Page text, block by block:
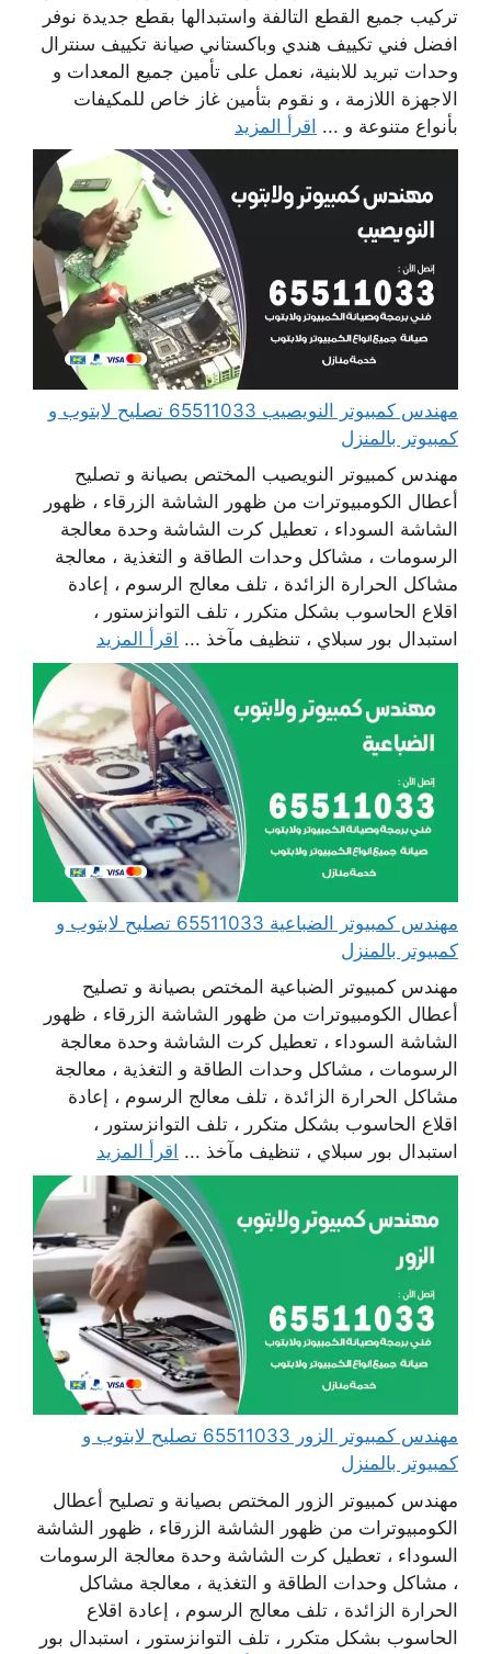
تركيب جميع القطع التالفة واستبدالها بقطع جديدة نوفر
افضل فني تكييف هندي وباكستاني صيانة تكييف سنترال
وحدات تبريد للابنية، نعمل على تأمين جميع المعدات و
الاجهزة اللازمة ، و نقوم بتأمين غاز خاص للمكيفات
بأنواع متنوعة و ... اقرأ المزيد
مهندس كمبيوتر النويصيب 65511033 تصليح لابتوب و
كمبيوتر بالمنزل
مهندس كمبيوتر النويصيب المختص بصيانة و تصليح
أعطال الكومبيوترات من ظهور الشاشة الزرقاء ، ظهور
الشاشة السوداء ، تعطيل كرت الشاشة وحدة معالجة
الرسومات ، مشاكل وحدات الطاقة و التغذية ، معالجة
مشاكل الحرارة الزائدة ، تلف معالج الرسوم ، إعادة
اقلاع الحاسوب بشكل متكرر ، تلف التوانزستور ،
استبدال بور سبلاي ، تنظيف مآخذ ... اقرأ المزيد
مهندس كمبيوتر الضباعية 65511033 تصليح لابتوب و
كمبيوتر بالمنزل
مهندس كمبيوتر الضباعية المختص بصيانة و تصليح
أعطال الكومبيوترات من ظهور الشاشة الزرقاء ، ظهور
الشاشة السوداء ، تعطيل كرت الشاشة وحدة معالجة
الرسومات ، مشاكل وحدات الطاقة و التغذية ، معالجة
مشاكل الحرارة الزائدة ، تلف معالج الرسوم ، إعادة
اقلاع الحاسوب بشكل متكرر ، تلف التوانزستور ،
استبدال بور سبلاي ، تنظيف مآخذ ... اقرأ المزيد
مهندس كمبيوتر الزور 65511033 تصليح لابتوب و
كمبيوتر بالمنزل
مهندس كمبيوتر الزور المختص بصيانة و تصليح أعطال
الكومبيوترات من ظهور الشاشة الزرقاء ، ظهور الشاشة
السوداء ، تعطيل كرت الشاشة وحدة معالجة الرسومات
، مشاكل وحدات الطاقة و التغذية ، معالجة مشاكل
الحرارة الزائدة ، تلف معالج الرسوم ، إعادة اقلاع
الحاسوب بشكل متكرر ، تلف التوانزستور ، استبدال بور